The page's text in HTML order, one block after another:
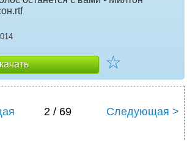
.rtf
☆
2 / 69 Следующая >